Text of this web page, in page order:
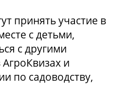
принять участие в
с детьми,
с другими
и
по садоводству,